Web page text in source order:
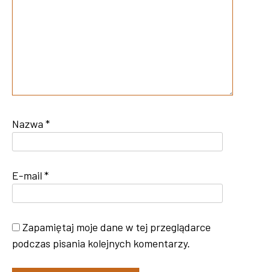
Nazwa *
E-mail *
Zapamiętaj moje dane w tej przeglądarce
podczas pisania kolejnych komentarzy.